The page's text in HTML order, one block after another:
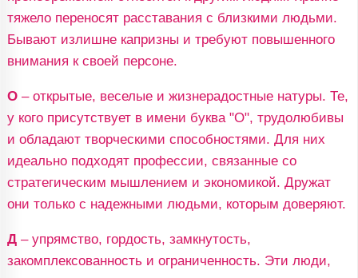
тяжело переносят расставания с близкими людьми.
Бывают излишне капризны и требуют повышенного
внимания к своей персоне.
О– открытые, веселые и жизнерадостные натуры. Те,
у кого присутствует в имени буква "О", трудолюбивы
и обладают творческими способностями. Для них
идеально подходят профессии, связанные со
стратегическим мышлением и экономикой. Дружат
они только с надежными людьми, которым доверяют.
Д– упрямство, гордость, замкнутость,
закомплексованность и ограниченность. Эти люди,